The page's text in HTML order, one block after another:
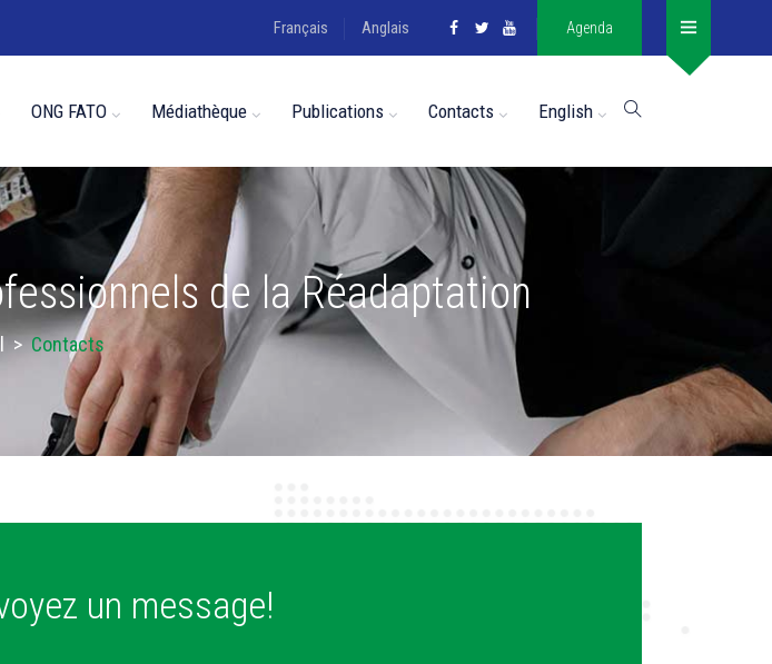
Français Anglais Agenda
ONG FATO Médiathèque Publications Contacts English
de la Réadaptation
>Contacts
un message!